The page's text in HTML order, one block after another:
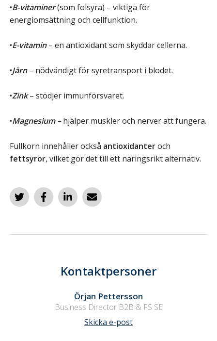
•B-vitaminer(som folsyra) – viktiga för
energiomsättning och cellfunktion.
•E-vitamin– en antioxidant som skyddar cellerna.
•Järn – nödvändigt för syretransport i blodet.
•Zink– stödjer immunförsvaret.
•Magnesium–hjälper muskler och nerver att fungera.
Fullkorn innehåller också antioxidanteroch
fettsyror, vilket gör det till ett näringsrikt alternativ.
Kontaktpersoner
Örjan Pettersson
Business Director B2B & FS SE
Skicka e-post